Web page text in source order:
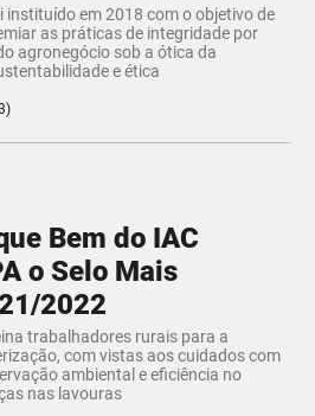
instituído em 2018 com o objetivo de
as práticas de integridade por
agronegócio sob a ótica da
e ética
Bem do IAC
o Selo Mais
2022
trabalhadores rurais para a
com vistas aos cuidados com
ambiental e eficiência no
nas lavouras